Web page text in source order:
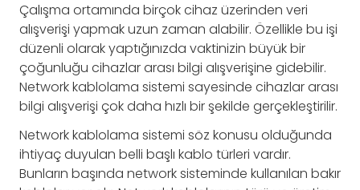
Çalışma ortamında birçok cihaz üzerinden veri
alışverişi yapmak uzun zaman alabilir. Özellikle bu işi
düzenli olarak yaptığınızda vaktinizin büyük bir
çoğunluğu cihazlar arası bilgi alışverişine gidebilir.
Network kablolama sistemi sayesinde cihazlar arası
bilgi alışverişi çok daha hızlı bir şekilde gerçekleştirilir.
Network kablolama sistemi söz konusu olduğunda
ihtiyaç duyulan belli başlı kablo türleri vardır.
Bunların başında network sisteminde kullanılan bakır